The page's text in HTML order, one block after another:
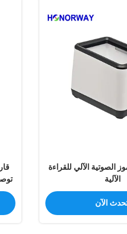
الصوتية الآلي للقراءة
الآلية
الآن